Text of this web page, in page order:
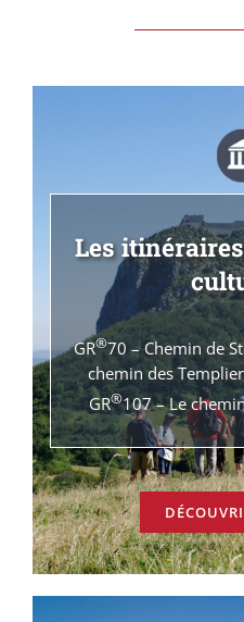
Les
GR®70 – Chemin de
chemin des
GR®107 – Le